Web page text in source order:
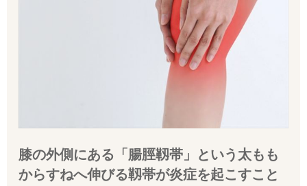
膝の外側にある「腸脛靱帯」という太もも
からすねへ伸びる靱帯が炎症を起こすこと